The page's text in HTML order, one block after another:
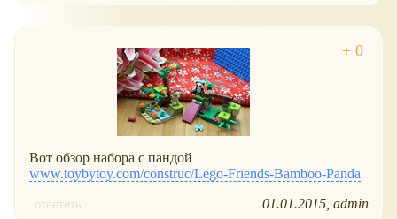
Вот обзор набора с пандой
www.toybytoy.com/construc/Lego-Friends-Bamboo-Panda
ответить 01.01.2015 admin